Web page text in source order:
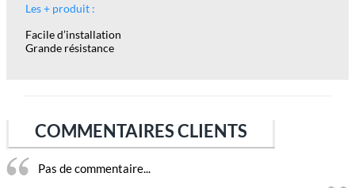
Les + produit :
Facile d’installation
Grande résistance
COMMENTAIRES CLIENTS
Pas de commentaire...